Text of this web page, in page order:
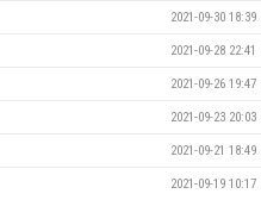
2021-09-30 18:39
2021-09-28 22:41
2021-09-26 19:47
2021-09-23 20:03
2021-09-21 18:49
2021-09-19 10:17